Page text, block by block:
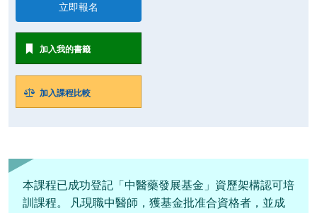
立即報名
加入我的書籤
加入課程比較
本課程已成功登記「中醫藥發展基金」資歷架構認可培
訓課程。 凡現職中醫師，獲基金批准合資格者，並成